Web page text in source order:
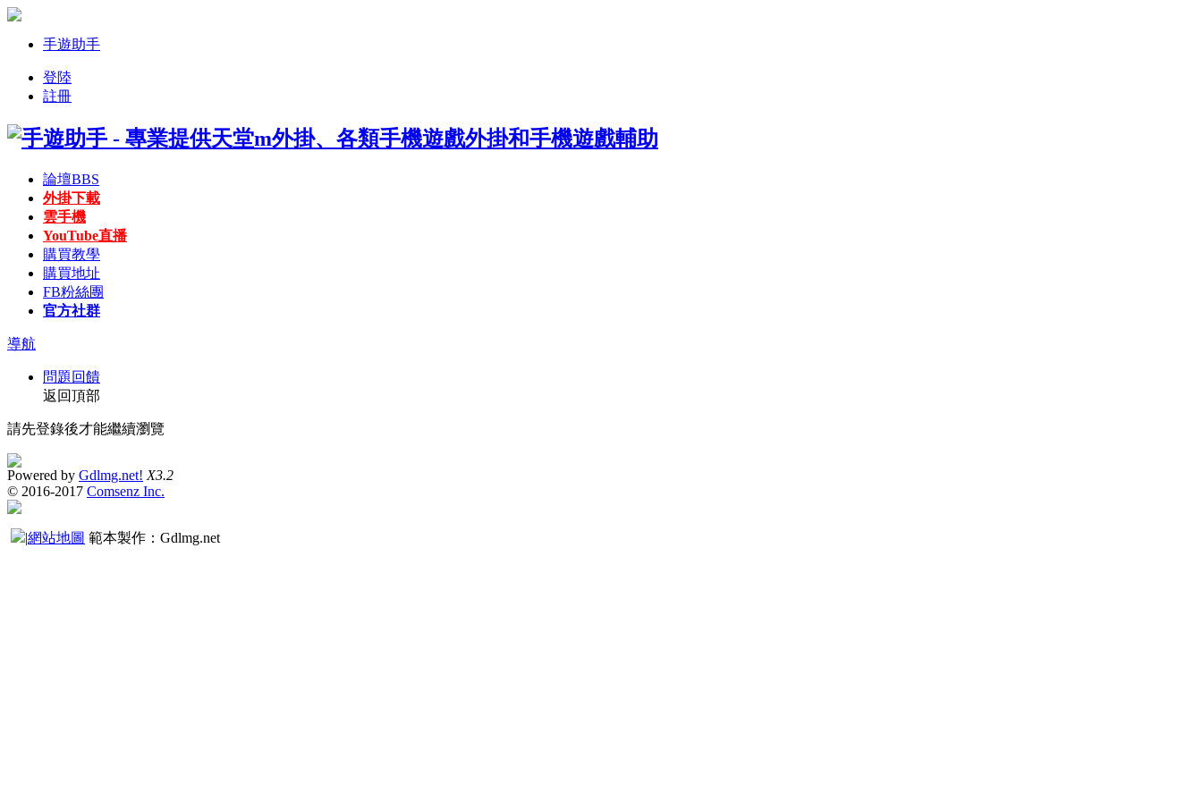
手遊助手
登陸
註冊
論壇BBS
外掛下載
雲手機
YouTube直播
購買教學
購買地址
FB粉絲團
官方社群
導航
問題回饋
返回頂部
請先登錄後才能繼續瀏覽
Powered by Gdlmg.net! X3.2
© 2016-2017 Comsenz Inc.
|網站地圖 範本製作：Gdlmg.net